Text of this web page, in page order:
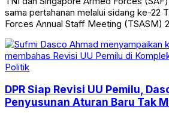
sama pertahanan melalui sidang ke-22
Forces Annual Staff Meeting (TSASM)
Politik
DPR Siap Revisi UU Pemilu,
Penyusunan Aturan Baru Tak